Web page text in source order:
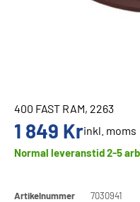
400 FAST RAM, 2263
1 849 Krinkl. moms
Normal leveranstid 2-5
Artikelnummer
7030941